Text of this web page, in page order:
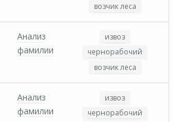
возчик леса
Анализ
фамилии
извоз
чернорабочий
возчик леса
Анализ
фамилии
извоз
чернорабочий